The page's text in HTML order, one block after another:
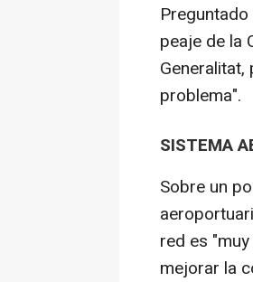
peaje de la
problema".
SISTEMA
Sobre un
red es
mejorar la